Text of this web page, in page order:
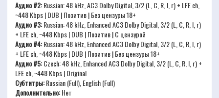
Аудио #2:Russian: 48 kHz, AC3 Dolby Digital, 3/2 (L, C, R, l, r) + LFE ch,
~448 Kbps | DUB | Позитив | Без цензуры 18+
Аудио #3:Russian: 48 kHz, Enhanced AC3 Dolby Digital, 3/2 (L, C, R, l, r)
+ LFE ch, ~448 Kbps | DUB | Позитив | С цензурой
Аудио #4:Russian: 48 kHz, Enhanced AC3 Dolby Digital, 3/2 (L, C, R, l, r)
+ LFE ch, ~448 Kbps | DUB | Позитив | Без цензуры 18+
Аудио #5:Czech: 48 kHz, Enhanced AC3 Dolby Digital, 3/2 (L, C, R, l, r) +
LFE ch, ~448 Kbps | Original
Субтитры:Russian (Full), English (Full)
Дополнительно:Нет